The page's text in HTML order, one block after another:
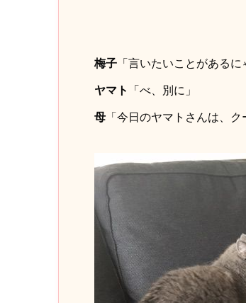
梅子「言いたいことがあるに
ヤマト 「べ、別に」
母「今日のヤマトさんは、ク